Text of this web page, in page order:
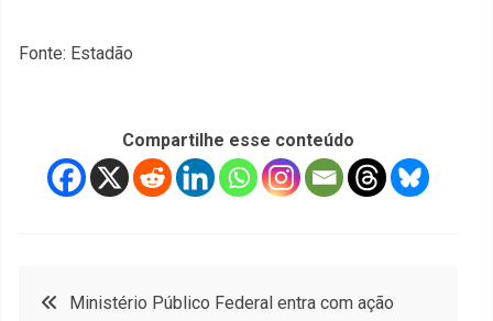
Fonte: Estadão
Compartilhe esse conteúdo
Navegação
Ministério Público Federal entra com ação